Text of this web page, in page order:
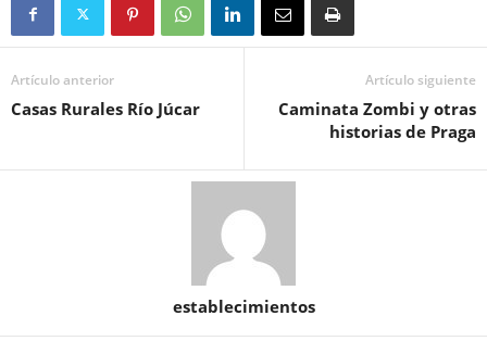
Artículo anterior
Casas Rurales Río Júcar
Artículo siguiente
Caminata Zombi y otras
historias de Praga
establecimientos